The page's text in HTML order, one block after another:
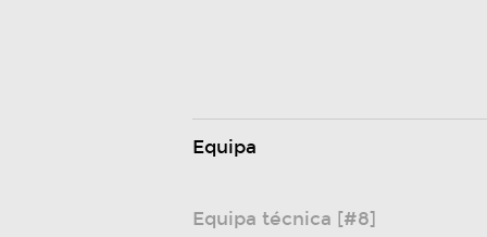
Equipa
Equipa técnica [#8]